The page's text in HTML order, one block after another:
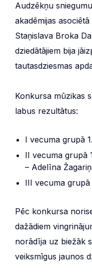
Audzēkņu
akadēmijas
Staņislava Broka
dziedātājiem bija
tautasdziesmas
Konkursa mūzikas
labus rezultātus:
I vecuma grupā
II vecuma grupā
– Adelīna
III vecuma grupā
Pēc konkursa
dažādiem
norādīja uz biežāk
veiksmīgus jaunos